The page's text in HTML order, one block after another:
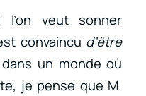
veut sonner
convaincu d’être
un monde où
je pense que M.